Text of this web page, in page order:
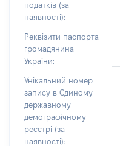
податків (за
наявності):
Реквізити паспорта
громадянина
України:
Унікальний номер
запису в Єдиному
державному
демографічному
реєстрі (за
наявності):